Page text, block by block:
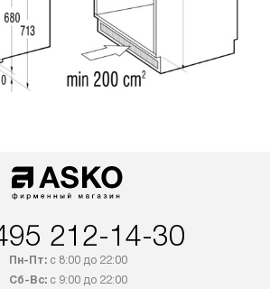
212-14-30
Пн-Пт:с 8:00 до 22:00
Сб-Вс:с 9:00 до 22:00